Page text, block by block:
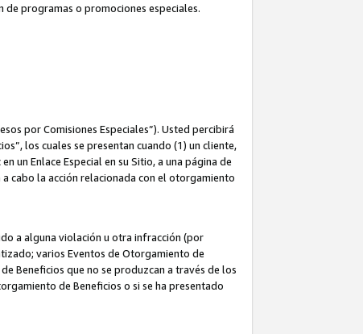
programas o promociones especiales.
por Comisiones Especiales”). Usted percibirá
los cuales se presentan cuando (1) un cliente,
un Enlace Especial en su Sitio, a una página de
cabo la acción relacionada con el otorgamiento
a alguna violación u otra infracción (por
varios Eventos de Otorgamiento de
Beneficios que no se produzcan a través de los
de Beneficios o si se ha presentado